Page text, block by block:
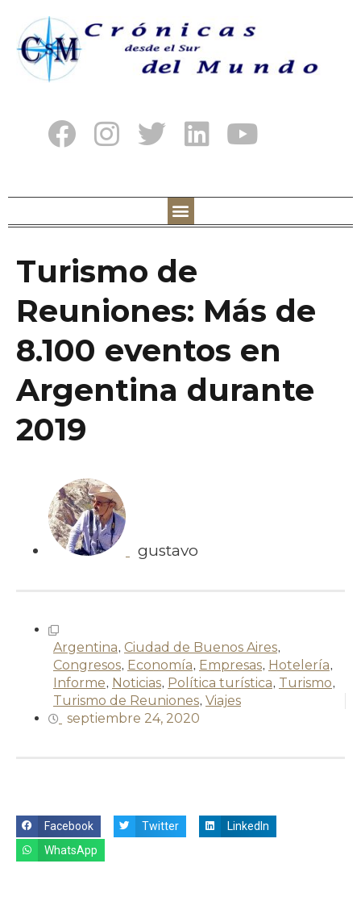
Turismo de
Reuniones: Más de
8.100 eventos en
Argentina durante
2019
gustavo
Argentina, Ciudad de Buenos Aires,
Congresos, Economía, Empresas, Hotelería,
Informe, Noticias, Política turística, Turismo,
Turismo de Reuniones, Viajes
septiembre 24, 2020
Facebook Twitter
LinkedIn
WhatsApp